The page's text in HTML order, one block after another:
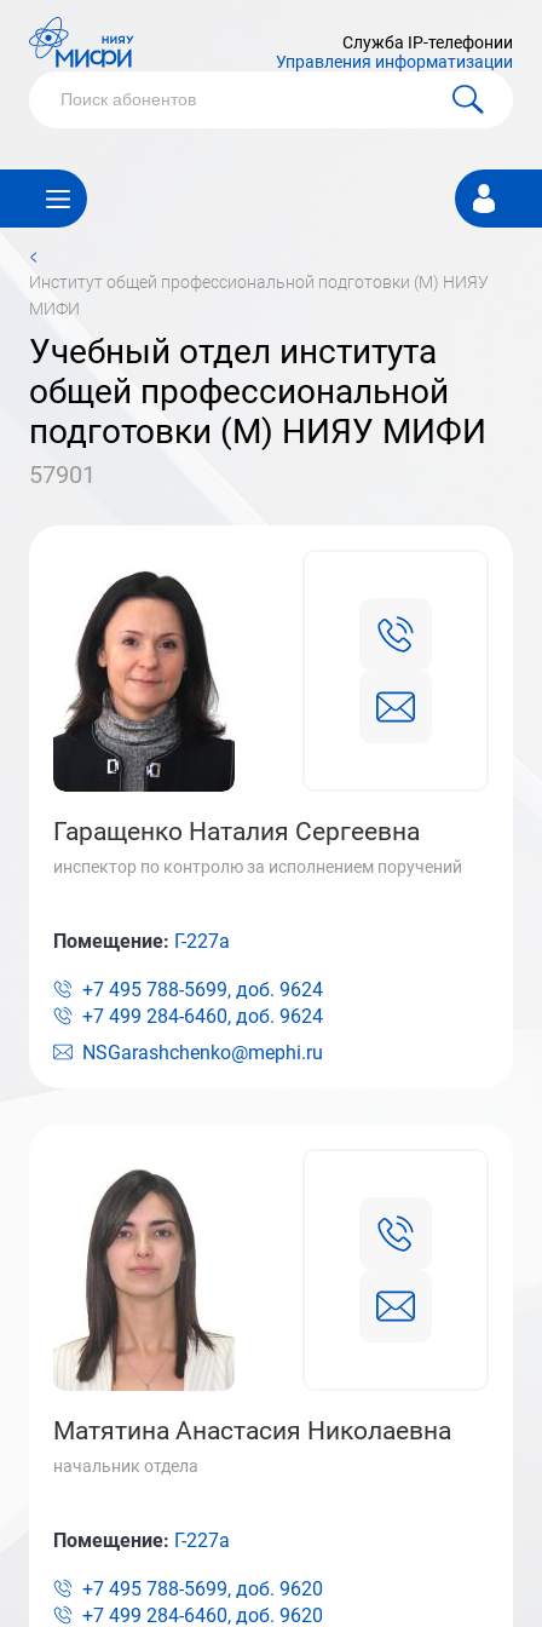
Служба IP-телефонии
Управления информатизации
Личный
кабинет
<
институт общей профессиональной подготовки (М) НИЯУ
МИФИ
учебный отдел института
общей профессиональной
подготовки (М) НИЯУ МИФИ
57901
Гаращенко Наталия Сергеевна
инспектор по контролю за исполнением поручений
NSGarashchenko@mephi.ru
Помещение: Г-227а
+7 495 788-5699, доб. 9624
+7 499 284-6460, доб. 9624
Матятина Анастасия Николаевна
начальник отдела
Помещение: Г-227а
+7 495 788-5699, доб. 9620
+7 499 284-6460, доб. 9620